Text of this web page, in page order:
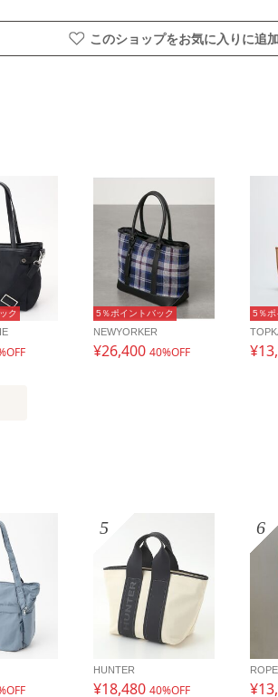
このショップをお気に入りに追加
ク 5％ポイントバック
NEWYORKER
¥26,400 40%OFF
5％ポ
5
HUNTER
¥18,480 40%OFF
6